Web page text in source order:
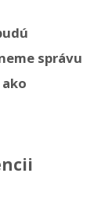
správu